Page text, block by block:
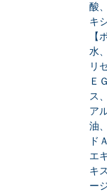
酸
キ
【
水
リ
Ｅ
ス
ア
油
ド
エ
キ
ー